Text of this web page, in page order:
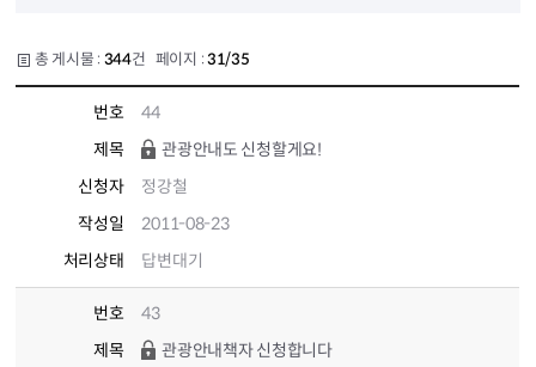
총 게시물 : 344건 페이지 :31/35
번호
44
제목
관광안내도 신청할게요!
신청자
정강철
작성일
2011-08-23
처리상태
답변대기
번호
43
제목
관광안내책자 신청합니다